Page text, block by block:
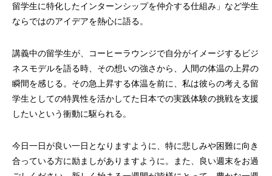
留学生に特化したインターンシップを仲介する仕組み」など学生
ならではのアイデアを熱心に語る。
講義中の留学生が、コーヒーラウンジで自分がイメージするビジ
ネスモデルを語る時、その想いの強さから、人間の体温の上昇の
瞬間を感じる。その急上昇する体温を前に、私は彼らの考える留
学生としての特異性を活かしてた日本での実践体験の挑戦を支援
したいという衝動に駆られる。
今日一日が良い一日となりますように、特に悲しみや困難に向き
合っている方に励ましがありますように。また、良い週末をお過